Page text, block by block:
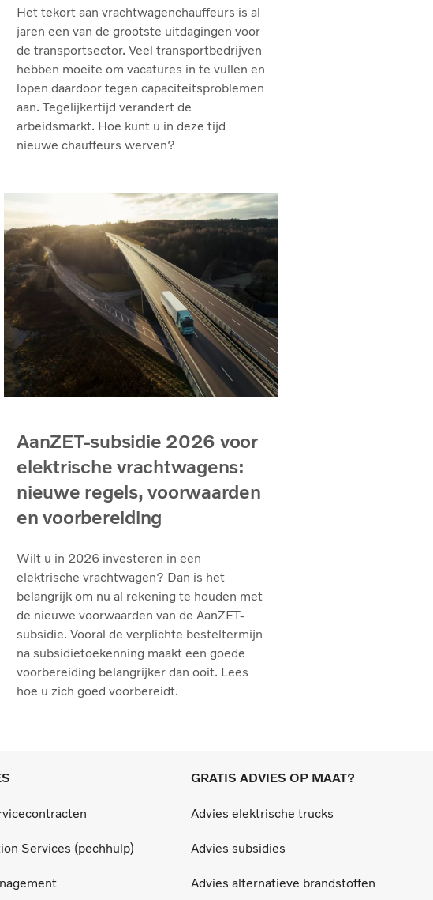
Het tekort aan vrachtwagenchauffeurs is al
jaren een van de grootste uitdagingen voor
de transportsector. Veel transportbedrijven
hebben moeite om vacatures in te vullen en
lopen daardoor tegen capaciteitsproblemen
aan. Tegelijkertijd verandert de
arbeidsmarkt. Hoe kunt u in deze tijd
nieuwe chauffeurs werven?
AanZET-subsidie 2026 voor
elektrische vrachtwagens:
nieuwe regels, voorwaarden
en voorbereiding
Wilt u in 2026 investeren in een
elektrische vrachtwagen? Dan is het
belangrijk om nu al rekening te houden met
de nieuwe voorwaarden van de AanZET-
subsidie. Vooral de verplichte besteltermijn
na subsidietoekenning maakt een goede
voorbereiding belangrijker dan ooit. Lees
hoe u zich goed voorbereidt.
Services (pechhulp)
GRATIS ADVIES OP MAAT?
Advies elektrische trucks
Advies subsidies
Advies alternatieve brandstoffen